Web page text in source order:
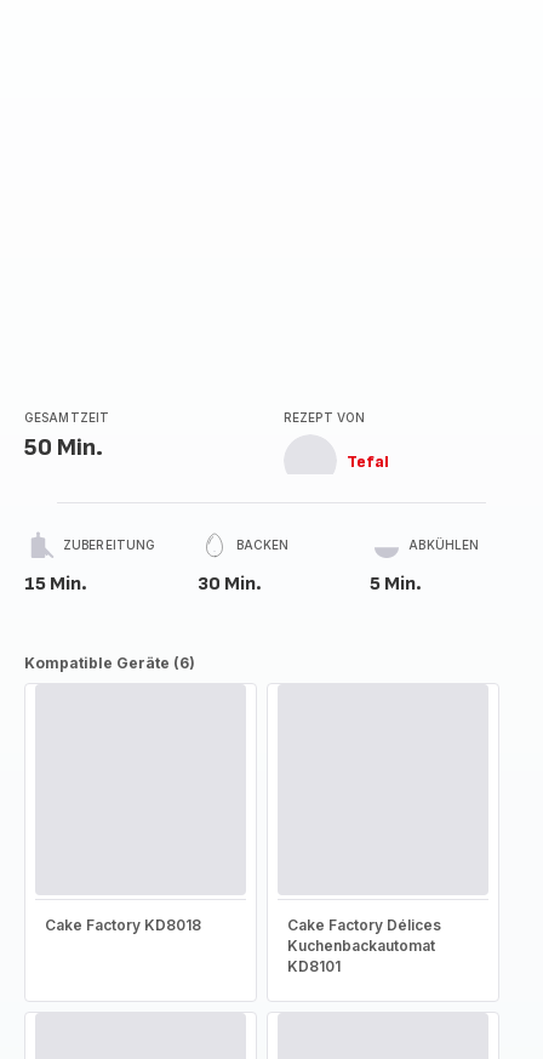
GESAMTZEIT
50 Min.
REZEPT VON
Tefal
ZUBEREITUNG
15 Min.
BACKEN
30 Min.
ABKÜHLEN
5 Min.
Kompatible Geräte (6)
Cake Factory KD8018
Cake Factory Délices
Kuchenbackautomat
KD8101